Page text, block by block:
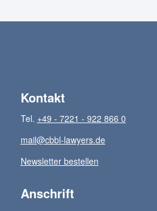
Kontakt
Tel. +49 - 7221 - 922 866 0
mail@cbbl-lawyers.de
Newsletter bestellen
Anschrift